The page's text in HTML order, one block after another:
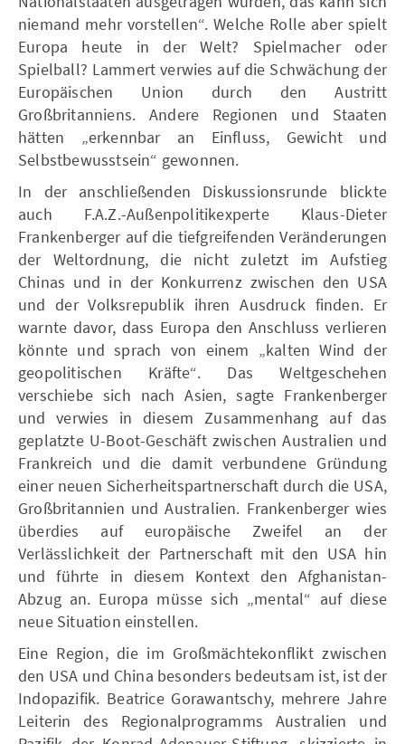
niemand mehr vorstellen“. Welche Rolle aber spielt
Europa heute in der Welt? Spielmacher oder
Spielball? Lammert verwies auf die Schwächung der
Europäischen Union durch den Austritt
Großbritanniens. Andere Regionen und Staaten
hätten „erkennbar an Einfluss, Gewicht und
Selbstbewusstsein“ gewonnen.
In der anschließenden Diskussionsrunde blickte
auch F.A.Z.-Außenpolitikexperte Klaus-Dieter
Frankenberger auf die tiefgreifenden Veränderungen
der Weltordnung, die nicht zuletzt im Aufstieg
Chinas und in der Konkurrenz zwischen den USA
und der Volksrepublik ihren Ausdruck finden. Er
warnte davor, dass Europa den Anschluss verlieren
könnte und sprach von einem „kalten Wind der
geopolitischen Kräfte“. Das Weltgeschehen
verschiebe sich nach Asien, sagte Frankenberger
und verwies in diesem Zusammenhang auf das
geplatzte U-Boot-Geschäft zwischen Australien und
Frankreich und die damit verbundene Gründung
einer neuen Sicherheitspartnerschaft durch die USA,
Großbritannien und Australien. Frankenberger wies
überdies auf europäische Zweifel an der
Verlässlichkeit der Partnerschaft mit den USA hin
und führte in diesem Kontext den Afghanistan-
Abzug an. Europa müsse sich „mental“ auf diese
neue Situation einstellen.
Eine Region, die im Großmächtekonflikt zwischen
den USA und China besonders bedeutsam ist, ist der
Indopazifik. Beatrice Gorawantschy, mehrere Jahre
Leiterin des Regionalprogramms Australien und